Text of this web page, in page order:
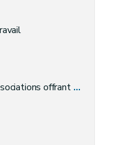
ou services aux consommateurs